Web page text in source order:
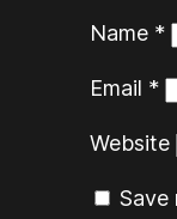
Name *
Email *
Website
Save